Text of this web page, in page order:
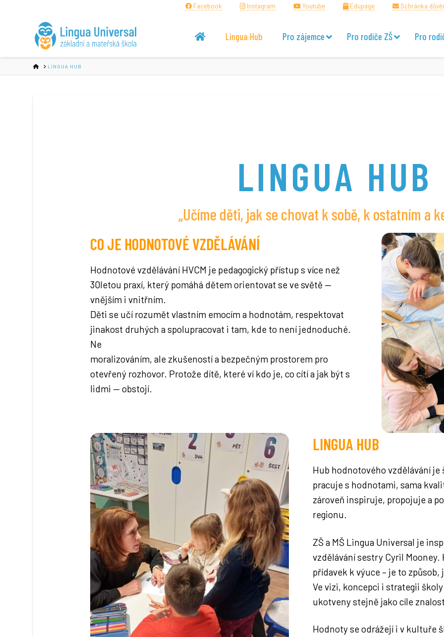
Facebook Instagram Youtube Edupage Schránka
Lingua Hub Pro zájemce Pro rodiče ZŠ Pro
HOMELINGUA HUB
LINGUA HUB
„Učíme děti, jak se chovat k sobě, k ostatním a
CO JE HODNOTOVÉ VZDĚLÁVÁNÍ
Hodnotové vzdělávání HVCM je pedagogický přístup s více než
30letou praxí, který pomáhá dětem orientovat se ve světě —
vnějším i vnitřním.
Děti se učí rozumět vlastním emocím a hodnotám, respektovat
jinakost druhých a spolupracovat i tam, kde to není jednoduché.
Ne
moralizováním, ale zkušeností a bezpečným prostorem pro
otevřený rozhovor. Protože dítě, které ví kdo je, co cítí a jak být s
lidmi — obstojí.
LINGUA HUB
Hub hodnotového vzdělávání
pracuje s hodnotami, sama
zároveň inspiruje, propojuje a
regionu.
ZŠ a MŠ Lingua Universal je
vzdělávání sestry Cyril
přídavek k výuce – je to
Ve vizi, koncepci i strategii
ukotveny stejně jako cíle
Hodnoty se odrážejí i v kultuře